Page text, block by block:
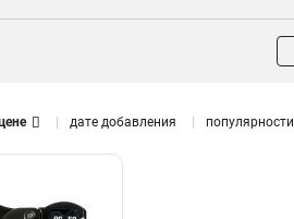
дате добавления популярности